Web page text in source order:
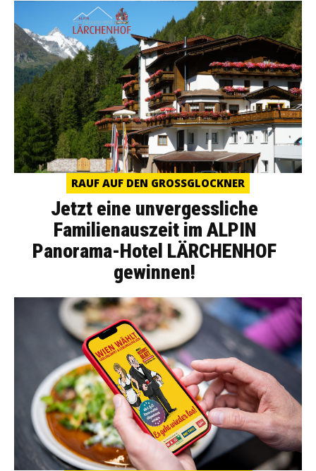
RAUF AUF DEN GROSSGLOCKNER
Jetzt eine unvergessliche
Familienauszeit im ALPIN
Panorama-Hotel LÄRCHENHOF
gewinnen!